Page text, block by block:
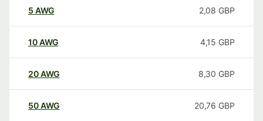
5 AWG 2,08 GBP
10AWG 4,15 GBP
20AWG 8,30 GBP
50AWG 20,76 GBP